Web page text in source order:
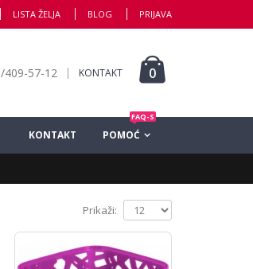
LISTA ŽELJA BLOG PRIJAVA
409-57-12 KONTAKT 0
POMOĆ
FAQ-S
KONTAKT
Prikaži: